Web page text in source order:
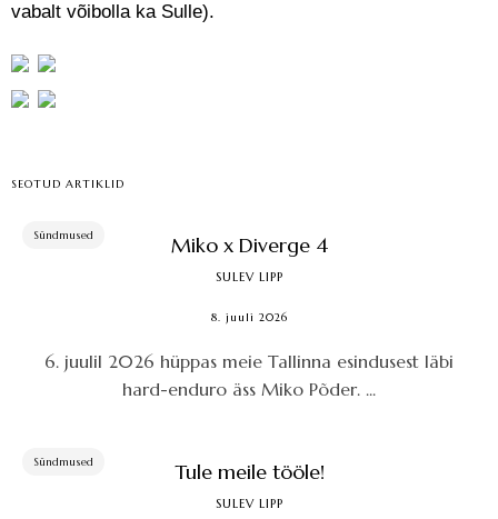
vabalt võibolla ka Sulle).
SEOTUD ARTIKLID
Sündmused Miko x Diverge 4
SULEV LIPP
8. juuli 2026
6. juulil 2026 hüppas meie Tallinna esindusest läbi
hard-enduro äss Miko Põder. ...
Sündmused Tule meile tööle!
SULEV LIPP